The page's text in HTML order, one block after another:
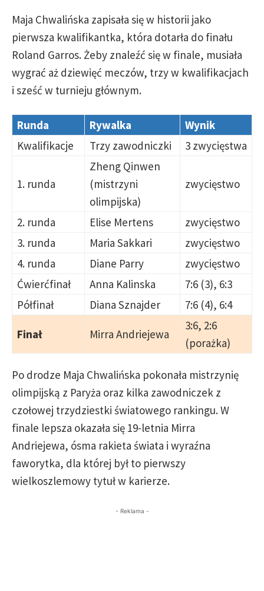
Maja Chwalińska zapisała się w historii jako
pierwsza kwalifikantka, która dotarła do finału
Roland Garros. Żeby znaleźć się w finale, musiała
wygrać aż dziewięć meczów, trzy w kwalifikacjach
i sześć w turnieju głównym.
Runda Rywalka
Wynik
Kwalifikacje
Trzy zawodniczki 3 zwycięstwa
1. runda
Zheng Qinwen
(mistrzyni
olimpijska)
zwycięstwo
2. runda Elise Mertens
zwycięstwo
3. runda
Maria Sakkari
zwycięstwo
4. runda
Diane Parry
zwycięstwo
Ćwierćfinał
Anna Kalinska
7:6 (3), 6:3
Półfinał
Diana Sznajder 7:6 (4), 6:4
Finał Mirra Andriejewa
3:6, 2:6
(porażka)
Po drodze Maja Chwalińska pokonała mistrzynię
olimpijską z Paryża oraz kilka zawodniczek z
czołowej trzydziestki światowego rankingu. W
finale lepsza okazała się 19-letnia Mirra
Andriejewa, ósma rakieta świata i wyraźna
faworytka, dla której był to pierwszy
wielkoszlemowy tytuł w karierze.
- Reklama -